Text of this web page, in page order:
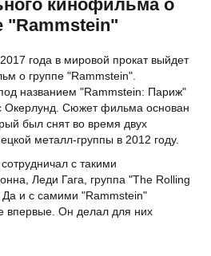
кинофильма о
"Rammstein"
года в мировой прокат выйдет
о группе "Rammstein".
названием "Rammstein: Париж"
Окерлунд. Сюжет фильма основан
был снят во время двух
металл-группы в 2012 году.
с такими
Леди Гага, группа "The Rolling
и с самими "Rammstein"
впервые. Он делал для них